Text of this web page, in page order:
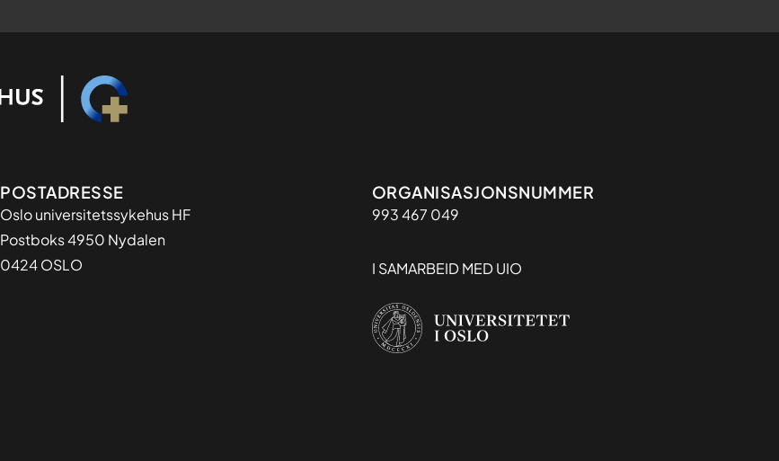
Adresse
POSTADRESSE
Oslo universitetssykehus HF
Postboks 4950 Nydalen
0424 OSLO
Organisasjon
ORGANISASJONSNUMMER
993 467 049
I SAMARBEID MED UIO